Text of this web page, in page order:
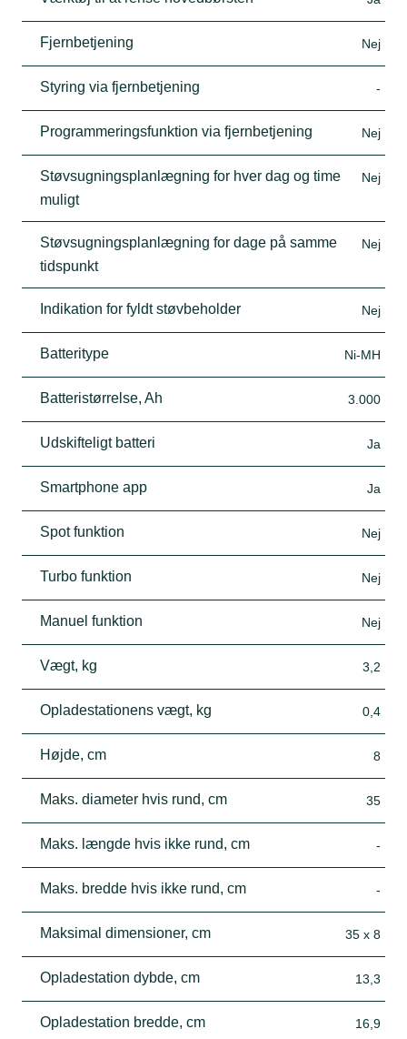
Fjernbetjening Nej
Styring via fjernbetjening -
Programmeringsfunktion via fjernbetjening Nej
Støvsugningsplanlægning for hver dag og time
muligt
Nej
Støvsugningsplanlægning for dage på samme
tidspunkt
Nej
Indikation for fyldt støvbeholder Nej
Batteritype Ni-MH
Batteristørrelse, Ah 3.000
Udskifteligt batteri Ja
Smartphone app Ja
Spot funktion Nej
Turbo funktion Nej
Manuel funktion Nej
Vægt, kg 3,2
Opladestationens vægt, kg 0,4
Højde, cm 8
Maks. diameter hvis rund, cm 35
Maks. længde hvis ikke rund, cm -
Maks. bredde hvis ikke rund, cm -
Maksimal dimensioner, cm 35 x 8
Opladestation dybde, cm 13,3
Opladestation bredde, cm 16,9